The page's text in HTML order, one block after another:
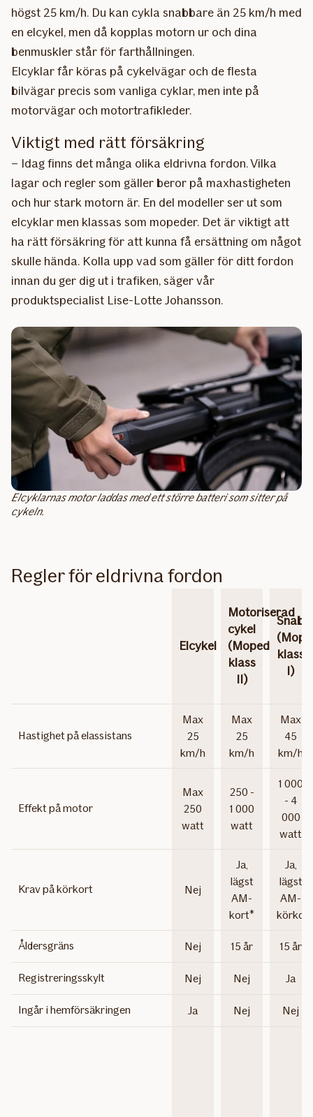
högst 25 km/h. Du kan cykla snabbare än 25 km/h med
en elcykel, men då kopplas motorn ur och dina
benmuskler står för farthållningen.
Elcyklar får köras på cykelvägar och de flesta
bilvägar precis som vanliga cyklar, men inte på
motorvägar och motortrafikleder.
Viktigt med rätt försäkring
– Idag finns det många olika eldrivna fordon. Vilka
lagar och regler som gäller beror på maxhastigheten
och hur stark motorn är. En del modeller ser ut som
elcyklar men klassas som mopeder. Det är viktigt att
ha rätt försäkring för att kunna få ersättning om något
skulle hända. Kolla upp vad som gäller för ditt fordon
innan du ger dig ut i trafiken, säger vår
produktspecialist Lise-Lotte Johansson.
Elcyklarnas motor laddas med ett större batteri som sitter på
cykeln.
Regler för eldrivna fordon
inte
Elcykel
Motoriserad
cykel
(Moped
klass
II)
klass
I)
Hastighet på elassistans
Max
25
km/h
Max
25
km/h
Max
45
km/h
Effekt på motor
Max
250
watt
250 -
1 000
watt
1 000
- 4
000
watt
Krav på körkort Nej
Ja,
lägst
AM-
kort*
Ja,
lägst
AM-
körkort
Åldersgräns Nej 15 år 15 år
Registreringsskylt Nej Nej Ja
Ingår i hemförsäkringen Ja Nej Nej